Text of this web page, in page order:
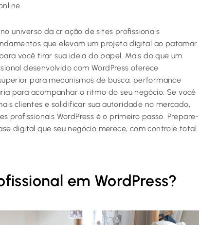
universo da criação de sites profissionais
que elevam um projeto digital ao patamar
você tirar sua ideia do papel. Mais do que um
desenvolvido com WordPress oferece
para mecanismos de busca, performance
para acompanhar o ritmo do seu negócio. Se você
clientes e solidificar sua autoridade no mercado,
profissionais WordPress é o primeiro passo. Prepare-
digital que seu negócio merece, com controle total
em WordPress?